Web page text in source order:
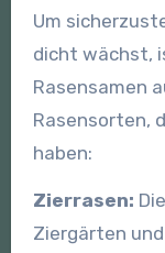
Um
dicht wächst,
Rasensamen
Rasensorten,
haben:
Zierrasen:
Ziergärten